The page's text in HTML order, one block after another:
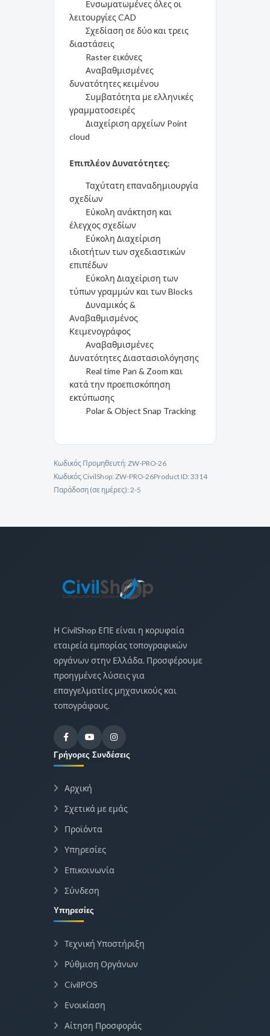
Ενσωματωμένες όλες οι
λειτουργίες CAD
Σχεδίαση σε δύο και τρεις
διαστάσεις
Raster εικόνες
Αναβαθμισμένες
δυνατότητες κειμένου
Συμβατότητα με ελληνικές
γραμματοσειρές
Διαχείριση αρχείων Point
cloud
Επιπλέον Δυνατότητες:
Ταχύτατη επαναδημιουργία
σχεδίων
Εύκολη ανάκτηση και
έλεγχος σχεδίων
Εύκολη Διαχείριση
ιδιοτήτων των σχεδιαστικών
επιπέδων
Εύκολη Διαχείριση των
τύπων γραμμών και των Blocks
Δυναμικός &
Αναβαθμισμένος
Κειμενογράφος
Αναβαθμισμένες
Δυνατότητες Διαστασιολόγησης
Real time Pan & Zoom και
κατά την προεπισκόπηση
εκτύπωσης
Polar & Object Snap Tracking
Κωδικός Προμηθευτή: ZW-PRO-26
Κωδικός CivilShop: ZW-PRO-26Product ID: 3314
Παράδοση (σε ημέρες): 2-5
Η CivilShop ΕΠΕ είναι η κορυφαία
εταιρεία εμπορίας τοπογραφικών
οργάνων στην Ελλάδα. Προσφέρουμε
προηγμένες λύσεις για
επαγγελματίες μηχανικούς και
τοπογράφους.
Γρήγορες Συνδέσεις
Αρχική
Σχετικά με εμάς
Προϊόντα
Υπηρεσίες
Επικοινωνία
Σύνδεση
Υπηρεσίες
Τεχνική Υποστήριξη
Ρύθμιση Οργάνων
CivilPOS
Ενοικίαση
Αίτηση Προσφοράς